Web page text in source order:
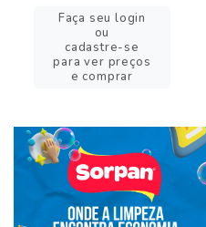
Faça seu login
ou
cadastre-se
para ver preços
e comprar